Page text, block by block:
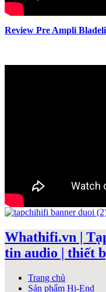
Review Pre Ampli
Whathifi.vn |
tin audio | thiết
Trang chủ
Sản phẩm Hi-End